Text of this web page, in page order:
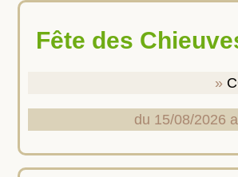
Fête des
du 15/08/2026